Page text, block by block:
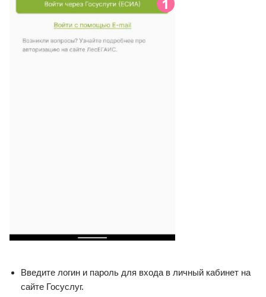
Введите логин и пароль для входа в личный кабинет на
сайте Госуслуг.